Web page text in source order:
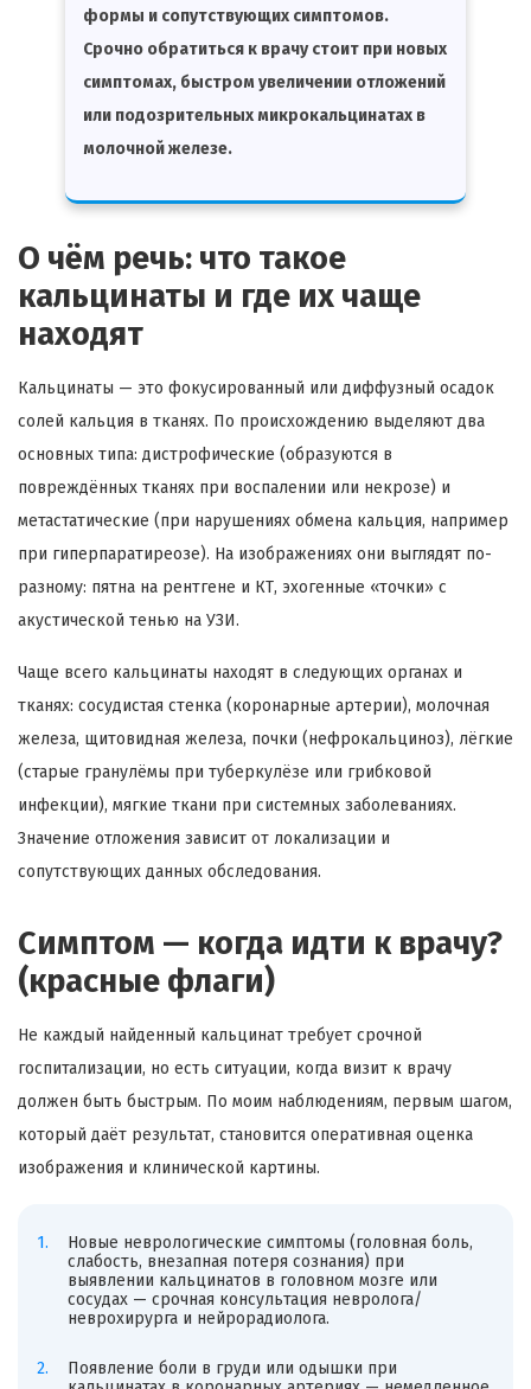
формы и сопутствующих симптомов.
Срочно обратиться к врачу стоит при новых
симптомах, быстром увеличении отложений
или подозрительных микрокальцинатах в
молочной железе.
О чём речь: что такое
кальцинаты и где их чаще
находят
Кальцинаты — это фокусированный или диффузный осадок
солей кальция в тканях. По происхождению выделяют два
основных типа: дистрофические (образуются в
повреждённых тканях при воспалении или некрозе) и
метастатические (при нарушениях обмена кальция, например
при гиперпаратиреозе). На изображениях они выглядят по-
разному: пятна на рентгене и КТ, эхогенные «точки» с
акустической тенью на УЗИ.
Чаще всего кальцинаты находят в следующих органах и
тканях: сосудистая стенка (коронарные артерии), молочная
железа, щитовидная железа, почки (нефрокальциноз), лёгкие
(старые гранулёмы при туберкулёзе или грибковой
инфекции), мягкие ткани при системных заболеваниях.
Значение отложения зависит от локализации и
сопутствующих данных обследования.
Симптом — когда идти к врачу?
(красные флаги)
Не каждый найденный кальцинат требует срочной
госпитализации, но есть ситуации, когда визит к врачу
должен быть быстрым. По моим наблюдениям, первым шагом,
который даёт результат, становится оперативная оценка
изображения и клинической картины.
Новые неврологические симптомы (головная боль,
слабость, внезапная потеря сознания) при
выявлении кальцинатов в головном мозге или
сосудах — срочная консультация невролога/
неврохирурга и нейрорадиолога.
Появление боли в груди или одышки при